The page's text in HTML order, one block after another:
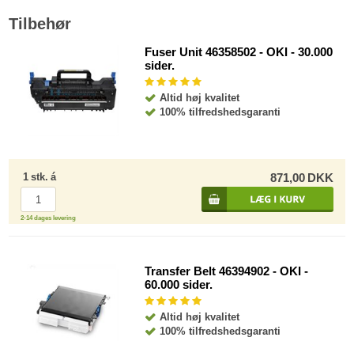
Tilbehør
Fuser Unit 46358502 - OKI - 30.000
sider.
Altid høj kvalitet
100% tilfredshedsgaranti
1 stk. á 871,00 DKK
2-14 dages levering
Transfer Belt 46394902 - OKI -
60.000 sider.
Altid høj kvalitet
100% tilfredshedsgaranti